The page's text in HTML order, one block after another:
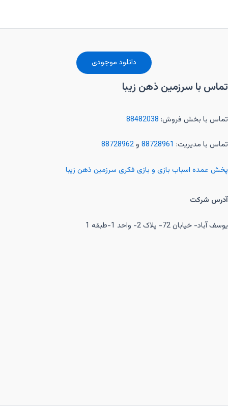
دانلود موجودی
تماس با سرزمین ذهن زیبا
تماس با بخش فروش: 88482038
تماس با مدیریت: 88728961 و88728962
پخش عمده اسباب بازی و بازی فکری سرزمین ذهن زیبا
آدرس شرکت
یوسف آباد- خیابان 72- پلاک 2- واحد 1-طبقه 1